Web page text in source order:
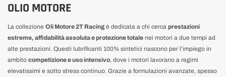
OLIO MOTORE
La collezione Oli Motore 2T Racing è dedicata a chi cerca prestazioni
estreme, affidabilità assoluta e protezione totale nei motori a due tempi ad
alte prestazioni. Questi lubrificanti 100% sintetici nascono per l’impiego in
ambito competizione e uso intensivo, dove i motori lavorano a regimi
elevatissimi e sotto stress continuo. Grazie a formulazioni avanzate, spesso